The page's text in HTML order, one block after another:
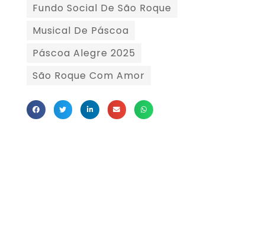
Fundo Social De São Roque
Musical De Páscoa
Páscoa Alegre 2025
São Roque Com Amor